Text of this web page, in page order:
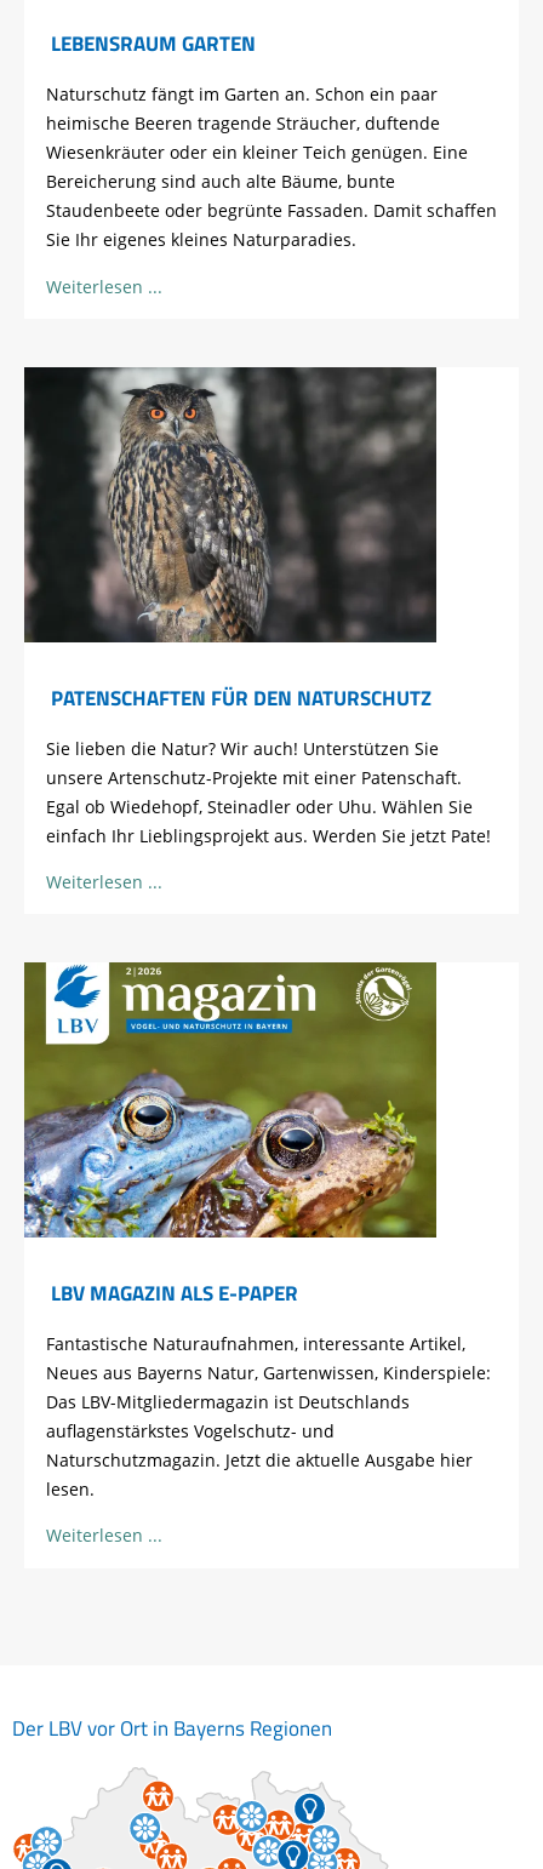
LEBENSRAUM GARTEN
Naturschutz fängt im Garten an. Schon ein paar
heimische Beeren tragende Sträucher, duftende
Wiesenkräuter oder ein kleiner Teich genügen. Eine
Bereicherung sind auch alte Bäume, bunte
Staudenbeete oder begrünte Fassaden. Damit schaffen
Sie Ihr eigenes kleines Naturparadies.
Weiterlesen
PATENSCHAFTEN FÜR DEN NATURSCHUTZ
Sie lieben die Natur? Wir auch! Unterstützen Sie
unsere Artenschutz-Projekte mit einer Patenschaft.
Egal ob Wiedehopf, Steinadler oder Uhu. Wählen Sie
einfach Ihr Lieblingsprojekt aus. Werden Sie jetzt Pate!
Weiterlesen
LBV MAGAZIN ALS E-PAPER
Fantastische Naturaufnahmen, interessante Artikel,
Neues aus Bayerns Natur, Gartenwissen, Kinderspiele:
Das LBV-Mitgliedermagazin ist Deutschlands
auflagenstärkstes Vogelschutz- und
Naturschutzmagazin. Jetzt die aktuelle Ausgabe hier
lesen.
Weiterlesen
Der LBV vor Ort in Bayerns Regionen